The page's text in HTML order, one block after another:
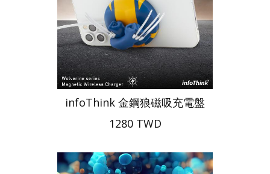
infoThink 金鋼狼磁吸充電盤
1280 TWD